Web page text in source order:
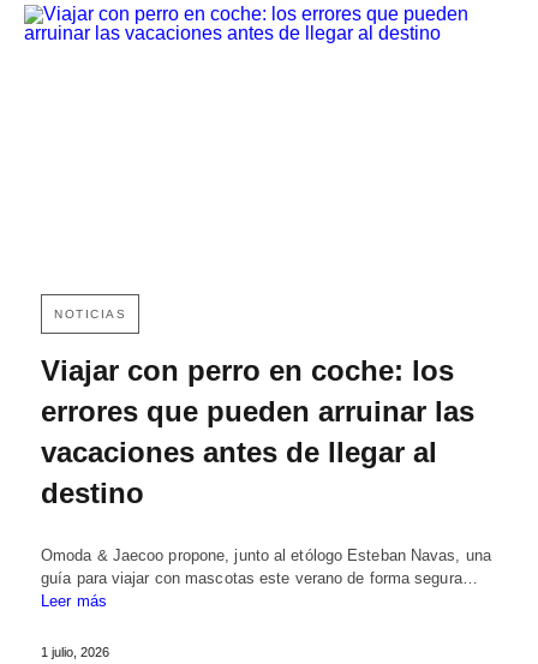
NOTICIAS
Viajar con perro en coche: los
errores que pueden arruinar las
vacaciones antes de llegar al
destino
Omoda & Jaecoo propone, junto al etólogo Esteban Navas, una
guía para viajar con mascotas este verano de forma segura…
Leer más
1 julio, 2026